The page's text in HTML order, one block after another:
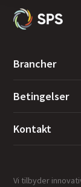
Brancher
Betingelser
Kontakt
Vi tilbyder